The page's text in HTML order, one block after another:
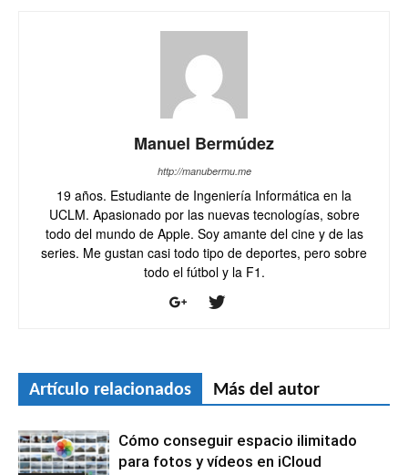
Manuel Bermúdez
http://manubermu.me
19 años. Estudiante de Ingeniería Informática en la
UCLM. Apasionado por las nuevas tecnologías, sobre
todo del mundo de Apple. Soy amante del cine y de las
series. Me gustan casi todo tipo de deportes, pero sobre
todo el fútbol y la F1.
Artículo relacionados Más del autor
Cómo conseguir espacio ilimitado
para fotos y vídeos en iCloud